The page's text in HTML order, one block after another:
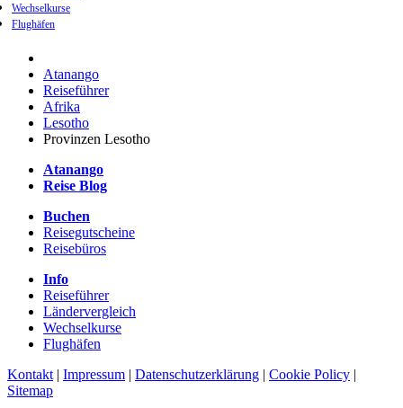
Wechselkurse
Flughäfen
Atanango
Reiseführer
Afrika
Lesotho
Provinzen Lesotho
Atanango
Reise Blog
Buchen
Reisegutscheine
Reisebüros
Info
Reiseführer
Ländervergleich
Wechselkurse
Flughäfen
Kontakt| Impressum | Datenschutzerklärung | Cookie Policy |
Sitemap